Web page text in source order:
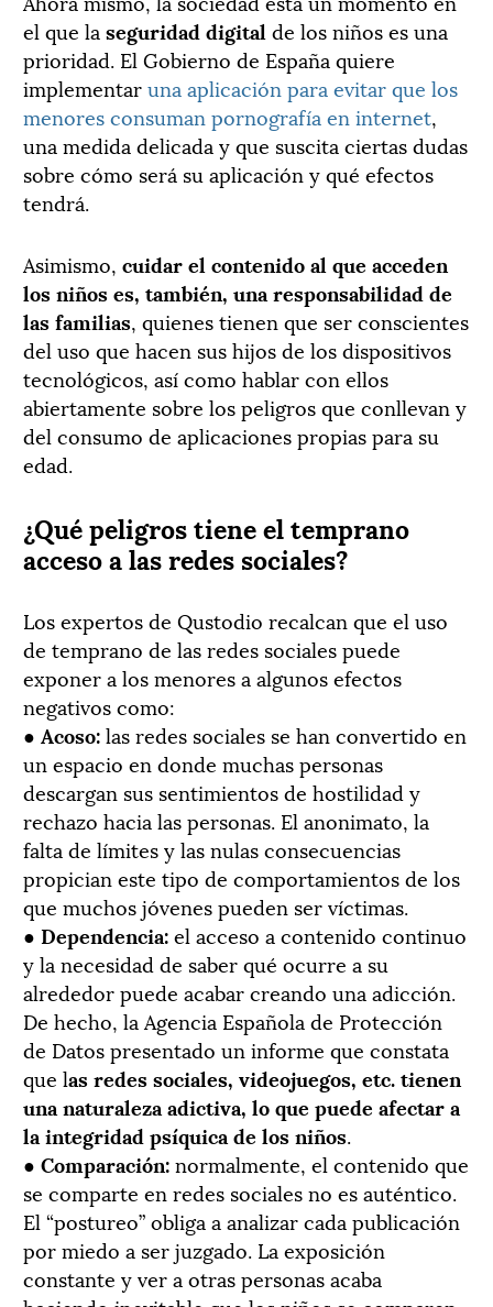
el que la seguridad digital de los niños es una
prioridad. El Gobierno de España quiere
implementaruna aplicación para evitar que los
menores consuman pornografía en internet,
una medida delicada y que suscita ciertas dudas
sobre cómo será su aplicación y qué efectos
tendrá.
Asimismo, cuidar el contenido al que acceden
los niños es, también, una responsabilidad de
las familias, quienes tienen que ser conscientes
del uso que hacen sus hijos de los dispositivos
tecnológicos, así como hablar con ellos
abiertamente sobre los peligros que conllevan y
del consumo de aplicaciones propias para su
edad.
¿Qué peligros tiene el temprano
acceso a las redes sociales?
Los expertos de Qustodio recalcan que el uso
de temprano de las redes sociales puede
exponer a los menores a algunos efectos
negativos como:
● Acoso:las redes sociales se han convertido en
un espacio en donde muchas personas
descargan sus sentimientos de hostilidad y
rechazo hacia las personas. El anonimato, la
falta de límites y las nulas consecuencias
propician este tipo de comportamientos de los
que muchos jóvenes pueden ser víctimas.
● Dependencia:el acceso a contenido continuo
y la necesidad de saber qué ocurre a su
alrededor puede acabar creando una adicción.
De hecho, la Agencia Española de Protección
de Datos presentado un informe que constata
que las redes sociales, videojuegos, etc. tienen
una naturaleza adictiva, lo que puede afectar a
la integridad psíquica de los niños.
● Comparación:normalmente, el contenido que
se comparte en redes sociales no es auténtico.
El “postureo” obliga a analizar cada publicación
por miedo a ser juzgado. La exposición
constante y ver a otras personas acaba